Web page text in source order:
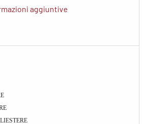
aggiuntive